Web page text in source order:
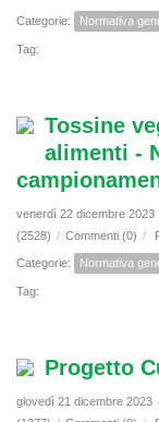
Categorie: Normativa
Tag:
Tossine
alimenti -
venerdì 22 dicembre 2023
(2528) / Commenti (0) /
Categorie: Normativa
Tag:
Progetto
giovedì 21 dicembre 2023